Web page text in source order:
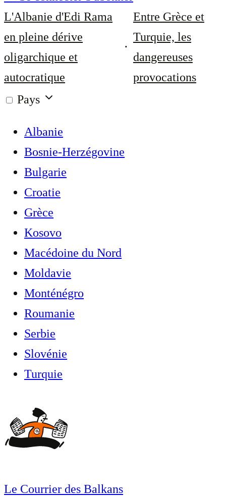
L'Albanie d'Edi Rama
en pleine dérive
oligarchique et
autocratique
Entre Grèce et
Turquie, les
dangereuses
provocations
Pays
Albanie
Bosnie-Herzégovine
Bulgarie
Croatie
Grèce
Kosovo
Macédoine du Nord
Moldavie
Monténégro
Roumanie
Serbie
Slovénie
Turquie
Le Courrier des Balkans